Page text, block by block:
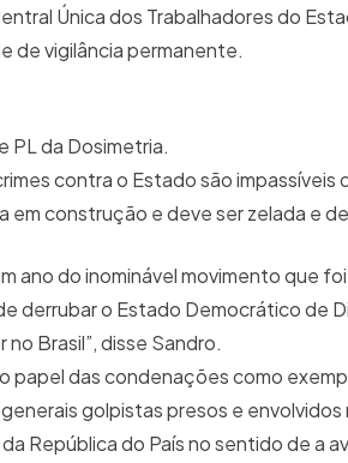
Única dos Trabalhadores do
de vigilância permanente.
PL da Dosimetria.
contra o Estado são impassíveis
em construção e deve ser zelada e
ano do inominável movimento que
derrubar o Estado Democrático de
Brasil”, disse Sandro.
papel das condenações como
golpistas presos e
República do País no sentido de a